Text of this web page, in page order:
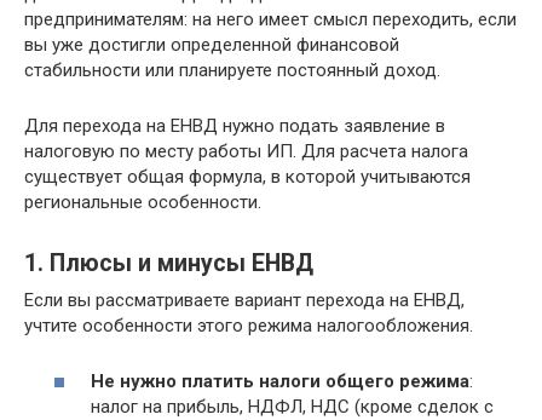
предпринимателям: на него имеет смысл переходить, если
вы уже достигли определенной финансовой
стабильности или планируете постоянный доход.
Для перехода на ЕНВД нужно подать заявление в
налоговую по месту работы ИП. Для расчета налога
существует общая формула, в которой учитываются
региональные особенности.
1. Плюсы и минусы ЕНВД
Если вы рассматриваете вариант перехода на ЕНВД,
учтите особенности этого режима налогообложения.
Не нужно платить налоги общего режима:
налог на прибыль, НДФЛ, НДС (кроме сделок с